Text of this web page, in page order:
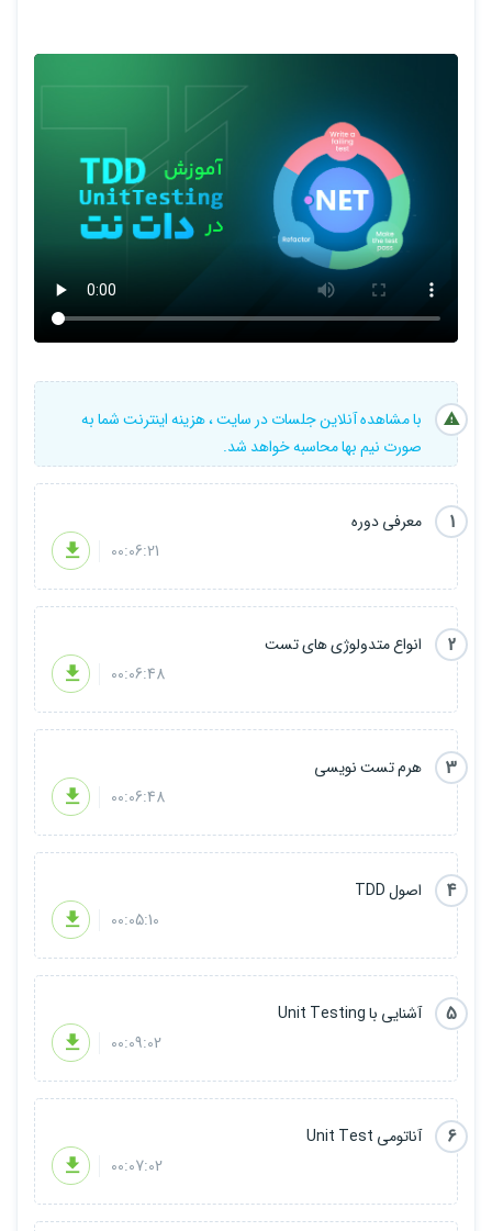
سرفصل های دوره
معرفی دوره
Black Box Testing
White Box Testing
Test Pyramid
معرفی TDD
بررسی مفهوم Test Isolation
معرفی Test Doubleها (Mock، Dummies، Fakes، Stubs)
بررسی روش ای Sharing Context
دسته بندی تست­ها
معرفی Data Driven Test
با مشاهده آنلاین جلسات در سایت ، هزینه اینترنت شما به
صورت نیم بها محاسبه خواهد شد.
1
معرفی دوره
00:06:21
2
انواع متدولوژی های تست
00:06:48
3
هرم تست نویسی
00:06:48
4
اصول TDD
00:05:10
5
آشنایی با Unit Testing
00:09:02
6
آناتومی Unit Test
00:07:02